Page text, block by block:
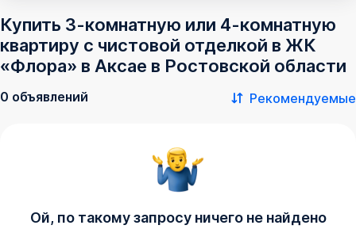
Купить 3-комнатную или 4-комнатную
квартиру с чистовой отделкой в ЖК
«Флора» в Аксае в Ростовской области
0 объявлений Рекомендуемые
Ой, по такому запросу ничего не найдено